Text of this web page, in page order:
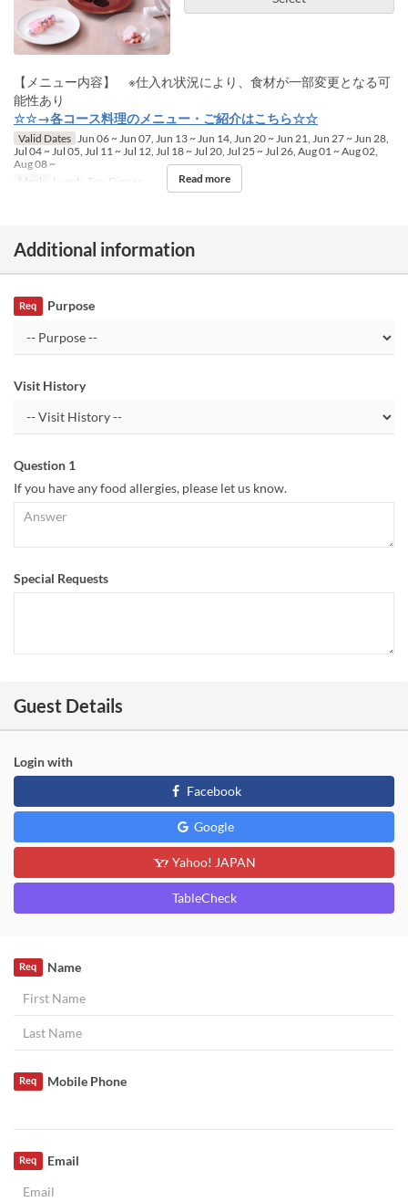
【メニュー内容】 ※仕入れ状況により、食材が一部変更となる可
能性あり
☆☆→各コース料理のメニュー・ご紹介はこちら☆☆
Valid Dates Jun 06 ~ Jun 07, Jun 13 ~ Jun 14, Jun 20 ~ Jun 21, Jun 27 ~ Jun 28,
Jul 04 ~ Jul 05, Jul 11 ~ Jul 12, Jul 18 ~ Jul 20, Jul 25 ~ Jul 26, Aug 01 ~ Aug 02,
Aug 08 ~
Meals
Lunch, Tea, Dinner Read more
Additional information
Purpose
Req
Visit History
Question 1
If you have any food allergies, please let us know.
Special Requests
Guest Details
Login with
Facebook
Google
Yahoo! JAPAN
TableCheck
Name
Req
Mobile Phone
Req
Email
Req